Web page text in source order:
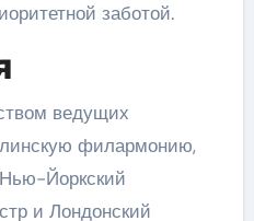
заботой.
ведущих
филармонию,
Йоркский
и Лондонский